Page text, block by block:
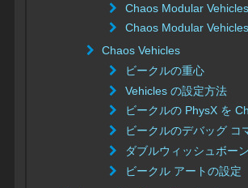
Chaos Modular
Chaos Modular
Chaos Vehicles
ビークルの重心
Vehicles の設定方法
ビークルの PhysX を
ビークルのデバッグ コ
ダブルウィッシュボー
ビークル アートの設定